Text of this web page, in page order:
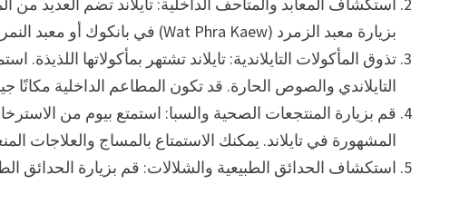
بزيارة معبد الزمرد (Wat Phra Kaew) في بانكوك أو معبد النمر الذهبي (Wat Phra That Doi Suthep) في شيانغ ماي.
تذوق المأكولات التايلاندية: تايلاند تشتهر بمأكولاتها
التايلاندي والصوص الحارة. قد تكون المطاعم الداخلية مكانًا
قم بزيارة المنتجعات الصحية والسبا: استمتع بيوم من
المشهورة في تايلاند. يمكنك الاستمتاع بالمساج والعلاجات
استكشاف الحدائق الطبيعية والشلالات: قم بزيارة الحدائق